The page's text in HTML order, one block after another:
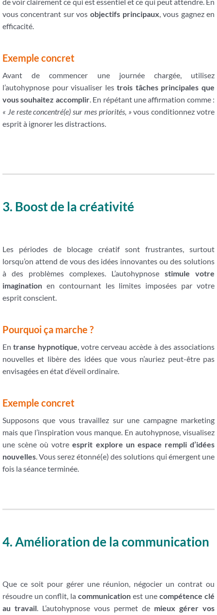
vous concentrant sur vos objectifs principaux, vous gagnez en
efficacité.
Exemple concret
Avant de commencer une journée chargée, utilisez
l’autohypnose pour visualiser lestrois tâches principales que
vous souhaitez accomplir. En répétant une affirmation comme :
« Je reste concentré(e) sur mes priorités, » vous conditionnez votre
esprit à ignorer les distractions.
3. Boost de la créativité
Les périodes de blocage créatif sont frustrantes, surtout
lorsqu’on attend de vous des idées innovantes ou des solutions
à des problèmes complexes. L’autohypnosestimule votre
imaginationen contournant les limites imposées par votre
esprit conscient.
Pourquoi ça marche ?
Entranse hypnotique , votre cerveau accède à des associations
nouvelles et libère des idées que vous n’auriez peut-être pas
envisagées en état d’éveil ordinaire.
Exemple concret
Supposons que vous travaillez sur une campagne marketing
mais que l’inspiration vous manque. En autohypnose, visualisez
une scène où votreesprit explore un espace rempli d’idées
nouvelles. Vous serez étonné(e) des solutions qui émergent une
fois la séance terminée.
4. Amélioration de la communication
Que ce soit pour gérer une réunion, négocier un contrat ou
résoudre un conflit, la communication est unecompétence clé
au travail. L’autohypnose vous permet de mieux gérer vos